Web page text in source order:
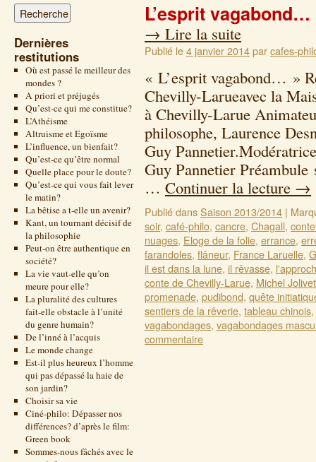
Dernières
restitutions
Où est passé le meilleur des
mondes ?
A priori et préjugés
Qu’est-ce qui me constitue?
L’Athéisme
Altruisme et Egoïsme
L’influence, un bienfait?
Qu’est-ce qu’être normal
Quelle place pour le doute?
Qu’est-ce qui vous fait lever
le matin?
La bêtise a t-elle un avenir?
Kant, un tournant décisif de
la philosophie
Peut-on être authentique en
société?
La vie vaut-elle qu’on
meure pour elle?
La pluralité des cultures
fait-elle obstacle à l’unité
du genre humain?
De l’inné à l’acquis
Le monde change
Est-il plus heureux l’homme
qui pas dépassé la haie de
son jardin?
Choisir sa vie
Ciné-philo: Dépasser nos
différences? d’après le film:
Green book
Sommes-nous fâchés avec le
L’esprit vagabond…
→ Lire la suite
Publié le4 janvier 2014parcafes-
« L’esprit vagabond… »
Chevilly-Larueavec la
à Chevilly-Larue
philosophe, Laurence
Guy
Guy Pannetier
… Continuer la lecture →
Publié dansSaison 2013/2014 |
soir, café-philo, cancre, Chagall,
nuages, Eloge de la folie, errance,
farandoles, flâneur, France Laruelle,
il est dans la lune, il rêvasse,
conte de Chevilly-Larue, Michel Jolivet
promenade, pudibond, quête
sentiers de la rêverie, tableau chinois,
vagabondages, vagabondages
commentaire